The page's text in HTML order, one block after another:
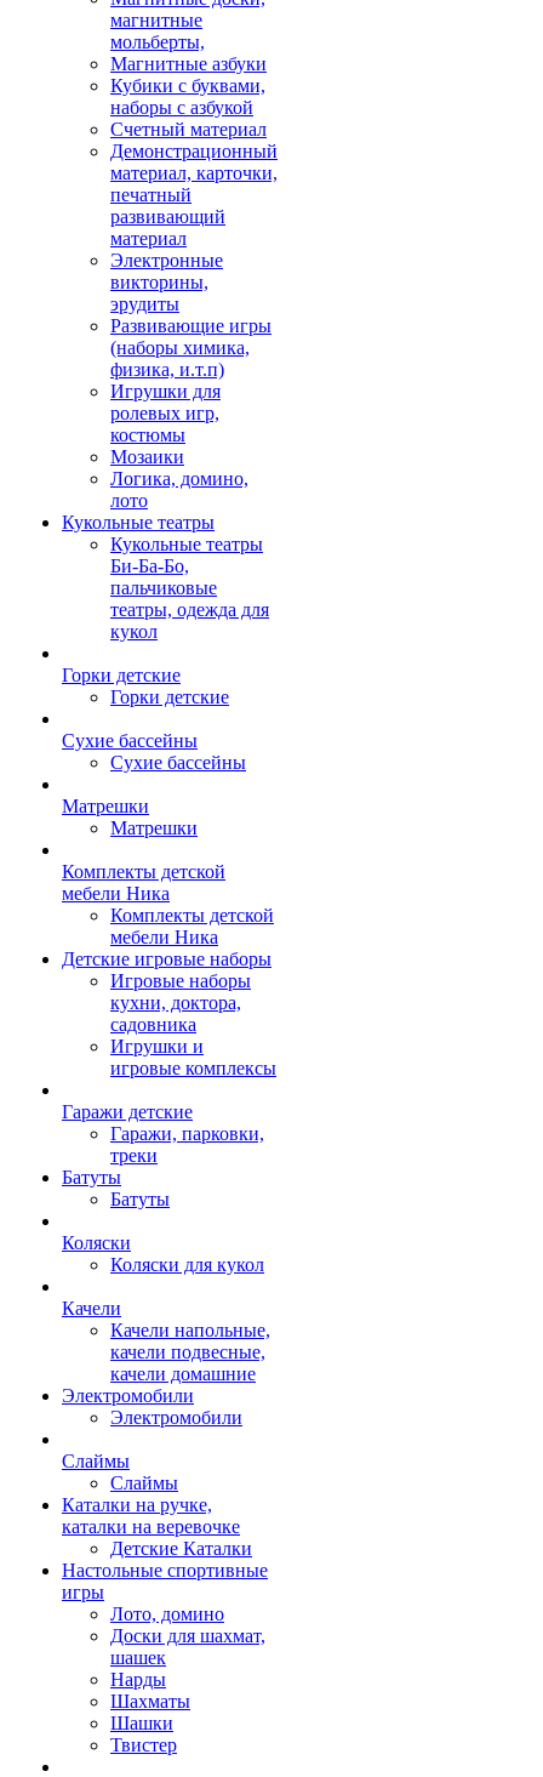
магнитные
мольберты,
Магнитные азбуки
Кубики с буквами,
наборы с азбукой
Счетный материал
Демонстрационный
материал, карточки,
печатный
развивающий
материал
Электронные
викторины,
эрудиты
Развивающие игры
(наборы химика,
физика, и.т.п)
Игрушки для
ролевых игр,
костюмы
Мозаики
Логика, домино,
лото
Кукольные театры
Кукольные театры
Би-Ба-Бо,
пальчиковые
театры, одежда для
кукол
Горки детские
Горки детские
Сухие бассейны
Сухие бассейны
Матрешки
Матрешки
Комплекты детской
мебели Ника
Комплекты детской
мебели Ника
Детские игровые наборы
Игровые наборы
кухни, доктора,
садовника
Игрушки и
игровые комплексы
Гаражи детские
Гаражи, парковки,
треки
Батуты
Батуты
Коляски
Коляски для кукол
Качели
Качели напольные,
качели подвесные,
качели домашние
Электромобили
Электромобили
Слаймы
Слаймы
Каталки на ручке,
каталки на веревочке
Детские Каталки
Настольные спортивные
игры
Лото, домино
Доски для шахмат,
шашек
Нарды
Шахматы
Шашки
Твистер